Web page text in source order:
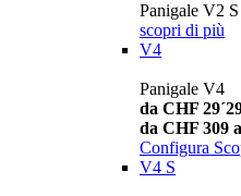
Panigale V2
scopri di più
V4
Panigale V4
da CHF
da CHF 309
Configura
V4 S